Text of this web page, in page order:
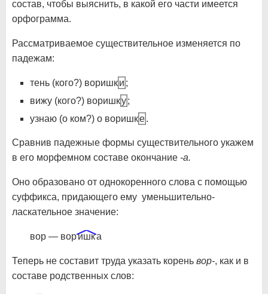
состав, чтобы выяснить, в какой его части имеется
орфограмма.
Рассматриваемое существительное изменяется по
падежам:
тень (кого?) воришки ;
вижу (кого?) воришку;
узнаю (о ком?) о воришке.
Сравнив падежные формы существительного укажем
в его морфемном составе окончание -а.
Оно образовано от однокоренного слова с помощью
суффикса, придающего ему уменьшительно-
ласкательное значение:
вор — воришка
Теперь не составит труда указать корень вор-, как и в
составе родственных слов: